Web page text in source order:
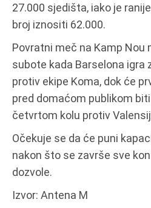
27.000 sjedišta, iako je
broj iznositi 62.000.
Povratni meč na Kamp Nou
subote kada Barselona igra
protiv ekipe Koma, dok će
pred domaćom publikom
četvrtom kolu protiv
Očekuje se da će puni
nakon što se završe sve
dozvole.
Izvor: Antena M